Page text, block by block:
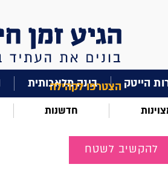
הצטרפו לקהילה הייטק בינה מלאכותית
חדשנות
להקשיב לשטח